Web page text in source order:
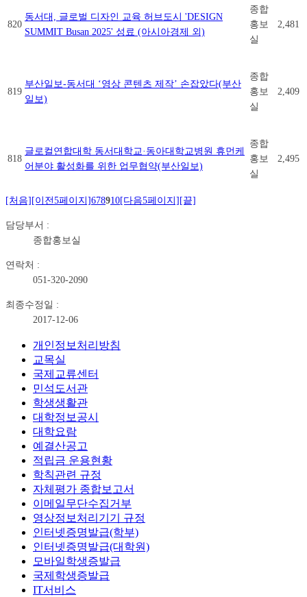
820
동서대, 글로벌 디자인 교육 허브도시 'DESIGN
SUMMIT Busan 2025' 성료 (아시아경제 외)
종합
홍보
실
2,481
819
부산일보-동서대 ‘영상 콘텐츠 제작’ 손잡았다(부산
일보)
종합
홍보
실
2,409
818
글로컬연합대학 동서대학교·동아대학교병원 휴먼케
어분야 활성화를 위한 업무협약(부산일보)
종합
홍보
실
2,495
[처음][이전5페이지]678910[다음5페이지][끝]
담당부서 :
종합홍보실
연락처 :
051-320-2090
최종수정일 :
2017-12-06
개인정보처리방침
교목실
국제교류센터
민석도서관
학생생활관
대학정보공시
대학요람
예결산공고
적립금 운용현황
학칙관련 규정
자체평가 종합보고서
이메일무단수집거부
영상정보처리기기 규정
인터넷증명발급(학부)
인터넷증명발급(대학원)
모바일학생증발급
국제학생증발급
IT서비스